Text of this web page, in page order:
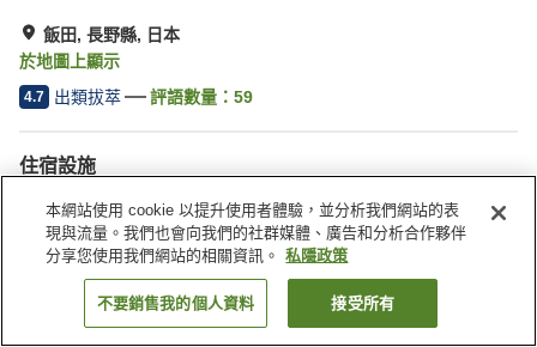
飯田, 長野縣, 日本
於地圖上顯示
4.7 出類拔萃 評語數量： 59
住宿設施
停車場
休息室
自動販賣機
商店
找客房
本網站使用 cookie 以提升使用者體驗，並分析我們網站的表
現與流量。我們也會向我們的社群媒體、廣告和分析合作夥伴
分享您使用我們網站的相關資訊。
私隱政策
不要銷售我的個人資料 接受所有